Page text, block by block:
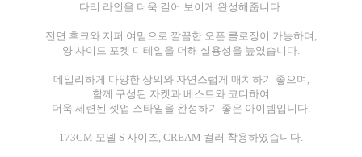
다리 라인을 더욱 길어 보이게 완성해줍니다.
전면 후크와 지퍼 여밈으로 깔끔한 오픈 클로징이 가능하며,
양 사이드 포켓 디테일을 더해 실용성을 높였습니다.
데일리하게 다양한 상의와 자연스럽게 매치하기 좋으며,
함께 구성된 자켓과 베스트와 코디하여
더욱 세련된 셋업 스타일을 완성하기 좋은 아이템입니다.
173CM 모델 S 사이즈, CREAM 컬러 착용하였습니다.